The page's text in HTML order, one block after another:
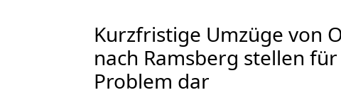
Kurzfristige Umzüge von
nach Ramsberg stellen
Problem dar